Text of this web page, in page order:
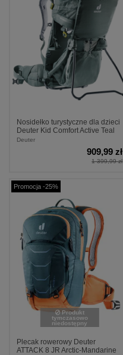
Nosidełko turystyczne dla dzieci
Deuter Kid Comfort Active Teal
Deuter
909,99 zł
1 399,99 zł
Promocja -25%
Produkt
tymczasowo
niedostępny
Plecak rowerowy Deuter
ATTACK 8 JR Arctic-Mandarine